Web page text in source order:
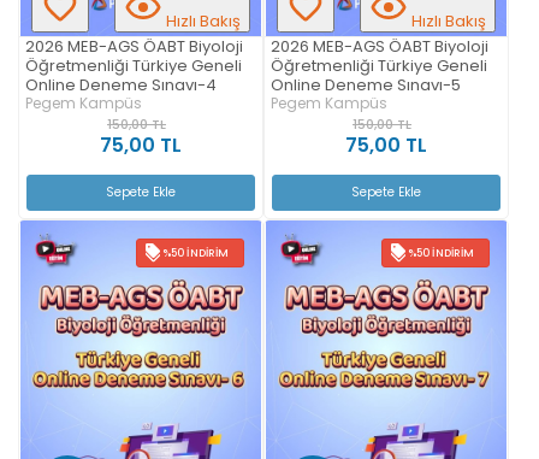
Hızlı Bakış
2026 MEB-AGS ÖABT Biyoloji
Öğretmenliği Türkiye Geneli
Online Deneme Sınavı-4
Pegem Kampüs
150,00 TL
75,00 TL
Sepete Ekle
Hızlı Bakış
2026 MEB-AGS ÖABT Biyoloji
Öğretmenliği Türkiye Geneli
Online Deneme Sınavı-5
Pegem Kampüs
150,00 TL
75,00 TL
Sepete Ekle
%50 İNDIRIM %50 İNDIRIM